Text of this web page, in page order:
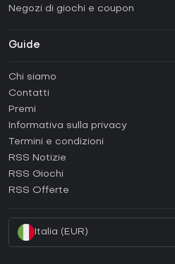
Negozi di giochi e coupon
Guide
Come attivare una Steam CD
Come attivare una Epic Games
Come attivare una GOG CD Key?
Come attivare una Ubisoft
Chi siamo
Contatti
Premi
Informativa sulla privacy
Termini e condizioni
RSS Notizie
RSS Giochi
RSS Offerte
Italia (EUR)